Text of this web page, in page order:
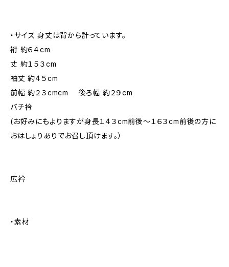
・サイズ 身丈は背から計っています。
裄 約６４cm
丈 約１５３cm
袖丈 約４５cm
前幅 約２３cmcm 後ろ幅 約２９cm
バチ衿
(お好みにもよりますが身長１４３cm前後～１６３cm前後の方に
おはしょりありでお召し頂けます。）
広衿
・素材